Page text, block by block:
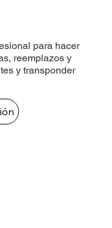
para hacer
reemplazos y
y transponder